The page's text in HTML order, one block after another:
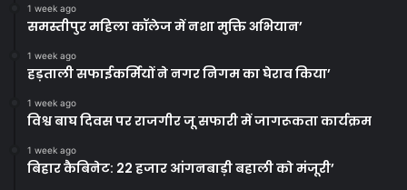
1 week ago
समस्तीपुर महिला कॉलेज में नशा मुक्ति अभियान’
1 week ago
हड़ताली सफाईकर्मियों ने नगर निगम का घेराव किया’
1 week ago
विश्व बाघ दिवस पर राजगीर जू सफारी में जागरूकता कार्यक्रम
1 week ago
बिहार कैबिनेट: 22 हजार आंगनबाड़ी बहाली को मंजूरी’